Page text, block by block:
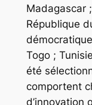
Madagascar
République
Togo ;
été
comportent
d’innovation